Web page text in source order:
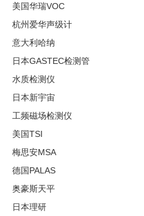
美国华瑞VOC
杭州爱华声级计
意大利哈纳
日本GASTEC检测管
水质检测仪
日本新宇宙
工频磁场检测仪
美国TSI
梅思安MSA
德国PALAS
奥豪斯天平
日本理研